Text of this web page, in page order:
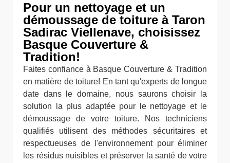
Pour un nettoyage et un
démoussage de toiture à Taron
Sadirac Viellenave, choisissez
Basque Couverture &
Tradition!
Faites confiance à Basque Couverture & Tradition
en matière de toiture! En tant qu'experts de longue
date dans le domaine, nous saurons choisir la
solution la plus adaptée pour le nettoyage et le
démoussage de votre toiture. Nos techniciens
qualifiés utilisent des méthodes sécuritaires et
respectueuses de l'environnement pour éliminer
les résidus nuisibles et préserver la santé de votre